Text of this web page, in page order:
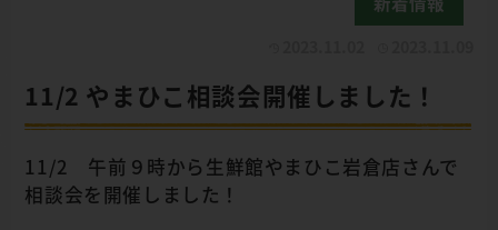
11/2 やまひこ相談会開催しました！
11/2 午前９時から生鮮館やまひこ岩倉店さんで
相談会を開催しました！